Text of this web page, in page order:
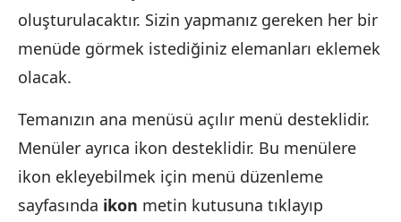
oluşturulacaktır. Sizin yapmanız gereken her bir
menüde görmek istediğiniz elemanları eklemek
olacak.
Temanızın ana menüsü açılır menü desteklidir.
Menüler ayrıca ikon desteklidir. Bu menülere
ikon ekleyebilmek için menü düzenleme
sayfasında ikon metin kutusuna tıklayıp